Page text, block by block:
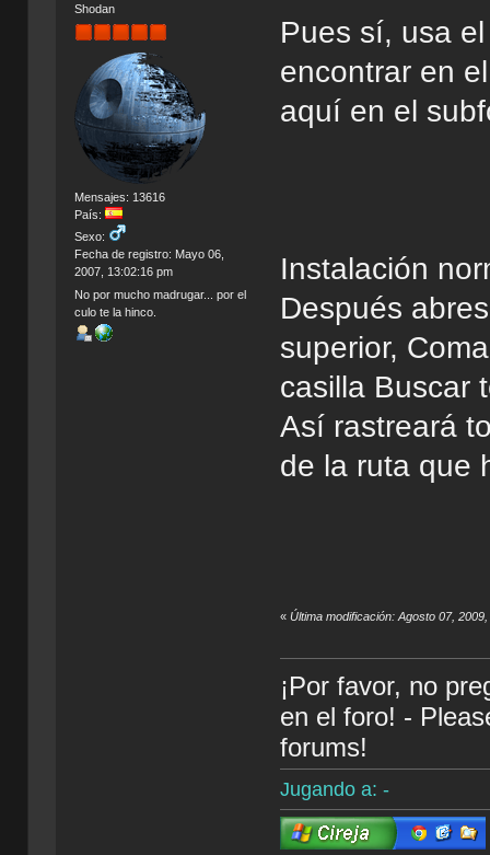
Shodan
Mensajes: 13616
País:
Sexo:
Fecha de registro: Mayo 06,
2007, 13:02:16 pm
No por mucho madrugar... por el
culo te la hinco.
Pues sí, usa
encontrar en
aquí en el
Instalación
Después
superior,
casilla Buscar
Así rastreará
de la ruta que
«Última modificación: Agosto 07,
¡Por favor, no
en el foro! -
forums!
Jugando a: -